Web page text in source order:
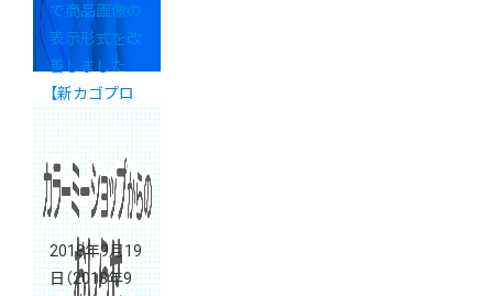
で商品画像の
表示形式を改
善しました
【新カゴプロ
ジェクト通信
号外】
2018年9月19
日（2018年9